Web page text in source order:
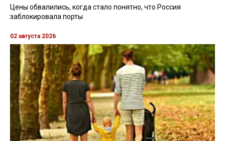
Цены обвалились, когда стало понятно, что Россия
заблокировала порты
02 августа 2026